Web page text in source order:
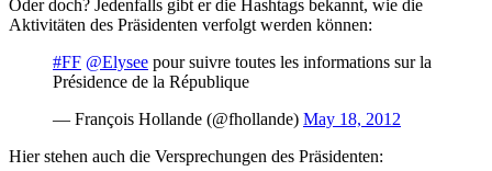
Oder doch? Jedenfalls gibt er die Hashtags bekannt, wie die
Aktivitäten des Präsidenten verfolgt werden können:
#FF @Elysee pour suivre toutes les informations sur la
Présidence de la République
— François Hollande (@fhollande) May 18, 2012
Hier stehen auch die Versprechungen des Präsidenten: